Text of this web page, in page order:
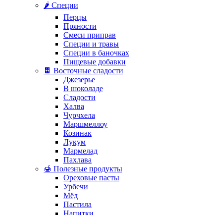
🌶️ Специи
Перцы
Пряности
Смеси приправ
Специи и травы
Специи в баночках
Пищевые добавки
🍫 Восточные сладости
Джезерье
В шоколаде
Сладости
Халва
Чурчхела
Маршмеллоу
Козинак
Лукум
Мармелад
Пахлава
🍯 Полезные продукты
Ореховые пасты
Урбечи
Мёд
Пастила
Напитки